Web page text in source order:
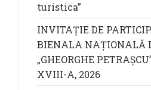
turistica”
INVITAȚIE DE
BIENALA NAȚIONALĂ
„GHEORGHE
XVIII-A, 2026